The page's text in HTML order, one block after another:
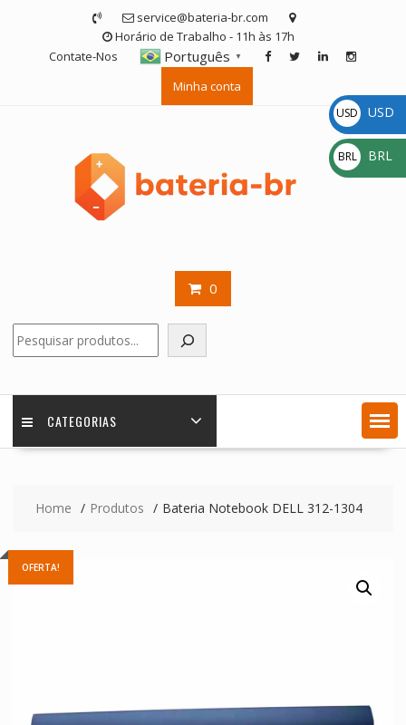
service@bateria-br.com
Horário de Trabalho - 11h às 17h
Contate-Nos
Português ▼
Minha conta
0
CATEGORIAS
Home Produtos Bateria Notebook DELL 312-1304
OFERTA!
USD
$
USD
BRL
R$
BRL